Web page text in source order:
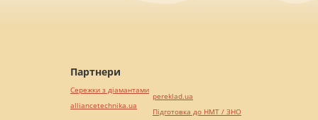
Партнери
Сережки з діамантами
alliancetechnika.ua
pereklad.ua
Підготовка до НМТ / ЗНО